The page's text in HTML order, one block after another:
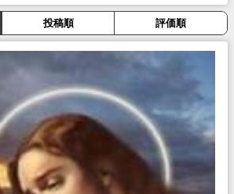
投稿順 評価順